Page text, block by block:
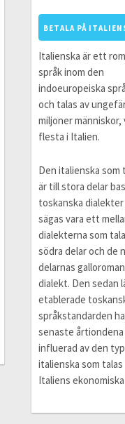
BETALA PÅ
Italienska är ett
språk inom den
indoeuropeiska
och talas av
miljoner människor,
flesta i Italien.
Den italienska som
är till stora delar
toskanska dialekter
sägas vara ett
dialekterna som
södra delar och de
delarnas
dialekt. Den sedan
etablerade
språkstandarden
senaste
influerad av den
italienska som talas
Italiens ekonomiska